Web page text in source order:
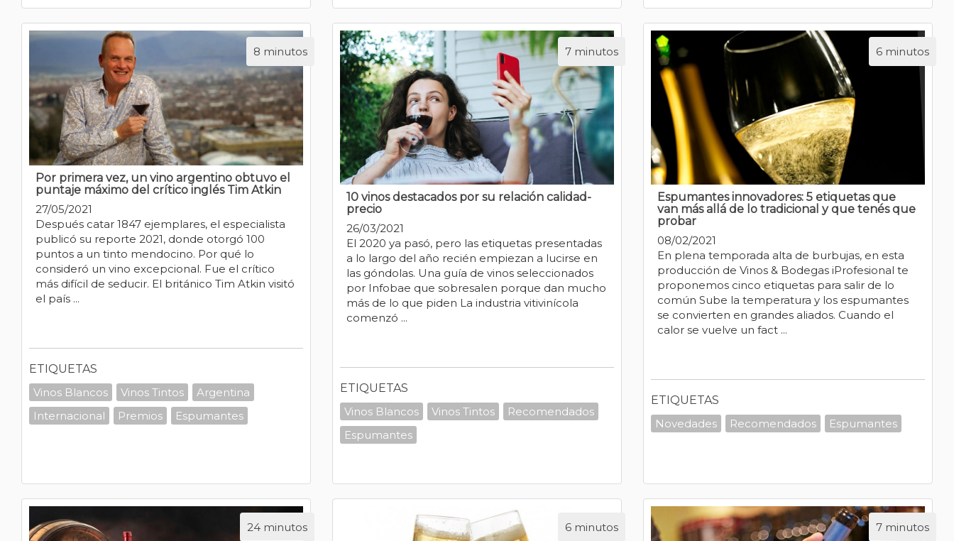
8 minutos
Por primera vez, un vino argentino obtuvo el
puntaje máximo del crítico inglés Tim Atkin
27/05/2021
Después catar 1847 ejemplares, el especialista
publicó su reporte 2021, donde otorgó 100
puntos a un tinto mendocino. Por qué lo
consideró un vino excepcional. Fue el crítico
más difícil de seducir. El británico Tim Atkin visitó
el país ...
ETIQUETAS
Vinos Blancos
Vinos Tintos
Argentina
Internacional
Premios Espumantes
7 minutos
10 vinos destacados por su relación calidad-
precio
26/03/2021
El 2020 ya pasó, pero las etiquetas presentadas
a lo largo del año recién empiezan a lucirse en
las góndolas. Una guía de vinos seleccionados
por Infobae que sobresalen porque dan mucho
más de lo que piden La industria vitivinícola
comenzó ...
ETIQUETAS
Vinos Blancos
Vinos Tintos
Recomendados
Espumantes
6 minutos
Espumantes innovadores: 5 etiquetas que
van más allá de lo tradicional y que tenés que
probar
08/02/2021
En plena temporada alta de burbujas, en esta
producción de Vinos & Bodegas iProfesional te
proponemos cinco etiquetas para salir de lo
común Sube la temperatura y los espumantes
se convierten en grandes aliados. Cuando el
calor se vuelve un fact ...
ETIQUETAS
Novedades
Recomendados Espumantes
24 minutos 6 minutos 7 minutos